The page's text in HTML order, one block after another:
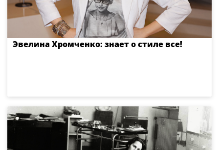
Эвелина Хромченко: знает о стиле все!